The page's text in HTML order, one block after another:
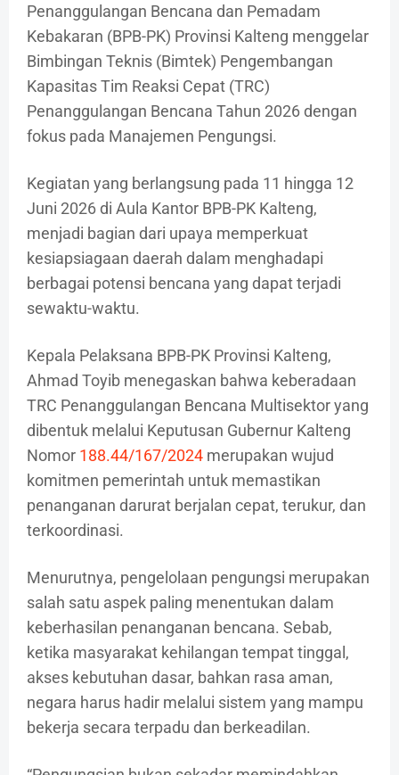
Penanggulangan Bencana dan Pemadam
Kebakaran (BPB-PK) Provinsi Kalteng menggelar
Bimbingan Teknis (Bimtek) Pengembangan
Kapasitas Tim Reaksi Cepat (TRC)
Penanggulangan Bencana Tahun 2026 dengan
fokus pada Manajemen Pengungsi.
Kegiatan yang berlangsung pada 11 hingga 12
Juni 2026 di Aula Kantor BPB-PK Kalteng,
menjadi bagian dari upaya memperkuat
kesiapsiagaan daerah dalam menghadapi
berbagai potensi bencana yang dapat terjadi
sewaktu-waktu.
Kepala Pelaksana BPB-PK Provinsi Kalteng,
Ahmad Toyib menegaskan bahwa keberadaan
TRC Penanggulangan Bencana Multisektor yang
dibentuk melalui Keputusan Gubernur Kalteng
Nomor 188.44/167/2024 merupakan wujud
komitmen pemerintah untuk memastikan
penanganan darurat berjalan cepat, terukur, dan
terkoordinasi.
Menurutnya, pengelolaan pengungsi merupakan
salah satu aspek paling menentukan dalam
keberhasilan penanganan bencana. Sebab,
ketika masyarakat kehilangan tempat tinggal,
akses kebutuhan dasar, bahkan rasa aman,
negara harus hadir melalui sistem yang mampu
bekerja secara terpadu dan berkeadilan.